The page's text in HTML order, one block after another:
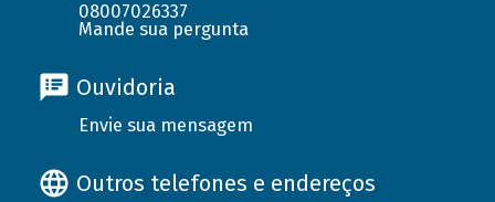
08007026337
Mande sua pergunta
Ouvidoria
Envie sua mensagem
Outros telefones e endereços